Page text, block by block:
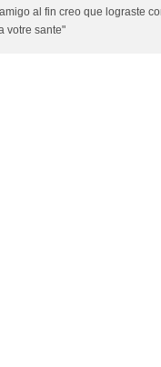
al fin creo que lograste
votre sante"